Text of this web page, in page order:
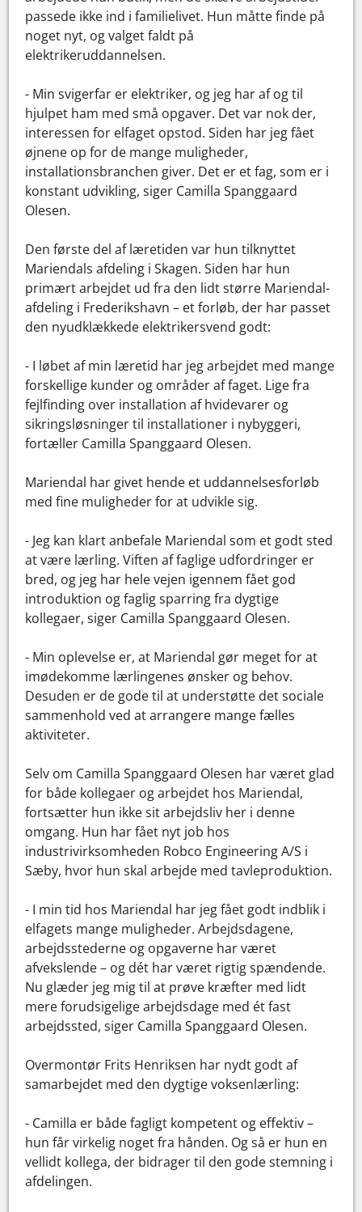
passede ikke ind i familielivet. Hun måtte finde på
noget nyt, og valget faldt på
elektrikeruddannelsen.
- Min svigerfar er elektriker, og jeg har af og til
hjulpet ham med små opgaver. Det var nok der,
interessen for elfaget opstod. Siden har jeg fået
øjnene op for de mange muligheder,
installationsbranchen giver. Det er et fag, som er i
konstant udvikling, siger Camilla Spanggaard
Olesen.
Den første del af læretiden var hun tilknyttet
Mariendals afdeling i Skagen. Siden har hun
primært arbejdet ud fra den lidt større Mariendal-
afdeling i Frederikshavn – et forløb, der har passet
den nyudklækkede elektrikersvend godt:
- I løbet af min læretid har jeg arbejdet med mange
forskellige kunder og områder af faget. Lige fra
fejlfinding over installation af hvidevarer og
sikringsløsninger til installationer i nybyggeri,
fortæller Camilla Spanggaard Olesen.
Mariendal har givet hende et uddannelsesforløb
med fine muligheder for at udvikle sig.
- Jeg kan klart anbefale Mariendal som et godt sted
at være lærling. Viften af faglige udfordringer er
bred, og jeg har hele vejen igennem fået god
introduktion og faglig sparring fra dygtige
kollegaer, siger Camilla Spanggaard Olesen.
- Min oplevelse er, at Mariendal gør meget for at
imødekomme lærlingenes ønsker og behov.
Desuden er de gode til at understøtte det sociale
sammenhold ved at arrangere mange fælles
aktiviteter.
Selv om Camilla Spanggaard Olesen har været glad
for både kollegaer og arbejdet hos Mariendal,
fortsætter hun ikke sit arbejdsliv her i denne
omgang. Hun har fået nyt job hos
industrivirksomheden Robco Engineering A/S i
Sæby, hvor hun skal arbejde med tavleproduktion.
- I min tid hos Mariendal har jeg fået godt indblik i
elfagets mange muligheder. Arbejdsdagene,
arbejdsstederne og opgaverne har været
afvekslende – og dét har været rigtig spændende.
Nu glæder jeg mig til at prøve kræfter med lidt
mere forudsigelige arbejdsdage med ét fast
arbejdssted, siger Camilla Spanggaard Olesen.
Overmontør Frits Henriksen har nydt godt af
samarbejdet med den dygtige voksenlærling:
- Camilla er både fagligt kompetent og effektiv –
hun får virkelig noget fra hånden. Og så er hun en
vellidt kollega, der bidrager til den gode stemning i
afdelingen.